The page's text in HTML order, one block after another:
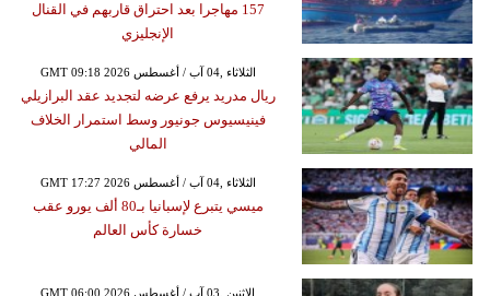
157 مهاجرا بعد احتراق قاربهم في القنال
الإنجليزي
GMT 09:18 2026 الثلاثاء ,04 آب / أغسطس
ريال مدريد يرفع عرضه لتجديد عقد البرازيلي
فينيسيوس جونيور وسط استمرار الخلاف
المالي
GMT 17:27 2026 الثلاثاء ,04 آب / أغسطس
ميسي يتبرع لإسبانيا بـ80 ألف يورو عقب
خسارة كأس العالم
GMT 06:00 2026 الإثنين ,03 آب / أغسطس